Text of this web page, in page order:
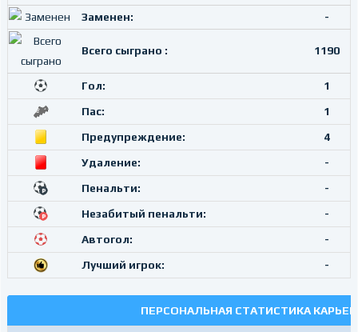
Заменен:
-
Всего сыграно : 1190
Гол:
1
Пас:
1
Предупреждение:
4
Удаление:
-
Пенальти:
-
Незабитый пенальти:
-
Автогол:
-
Лучший игрок:
-
ПЕРСОНАЛЬНАЯ СТАТИСТИКА